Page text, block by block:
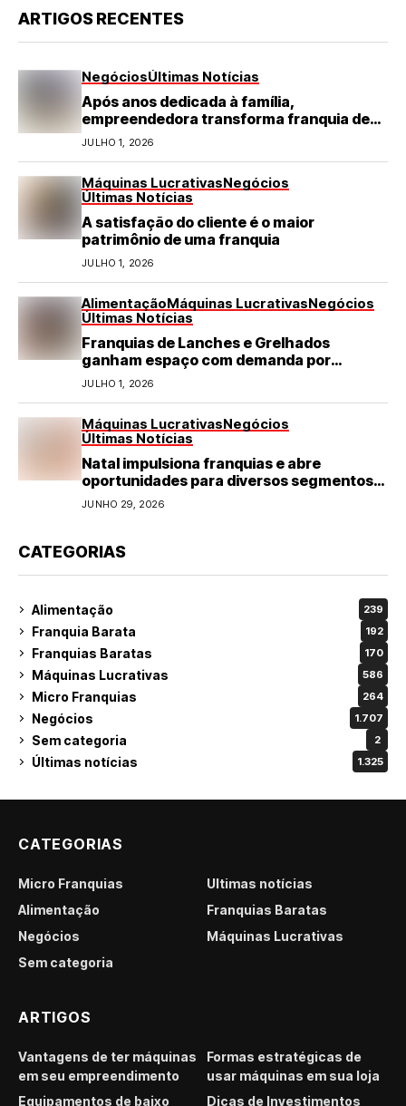
ARTIGOS RECENTES
NegóciosÚltimas Notícias
Após anos dedicada à família,
empreendedora transforma franquia de
turismo em negócio de destaque no RN
JULHO 1, 2026
Máquinas LucrativasNegócios
Últimas Notícias
A satisfação do cliente é o maior
patrimônio de uma franquia
JULHO 1, 2026
AlimentaçãoMáquinas LucrativasNegócios
Últimas Notícias
Franquias de Lanches e Grelhados
ganham espaço com demanda por
refeições rápidas e de qualidade
JULHO 1, 2026
Máquinas LucrativasNegócios
Últimas Notícias
Natal impulsiona franquias e abre
oportunidades para diversos segmentos
do varejo
JUNHO 29, 2026
CATEGORIAS
Alimentação 239
Franquia Barata 192
Franquias Baratas 170
Máquinas Lucrativas 586
Micro Franquias 264
Negócios 1.707
Sem categoria 2
Últimas notícias 1.325
CATEGORIAS
Micro Franquias
Últimas notícias
Alimentação
Franquias Baratas
Negócios
Máquinas Lucrativas
Sem categoria
ARTIGOS
Vantagens de ter máquinas
em seu empreendimento
Formas estratégicas de
usar máquinas em sua loja
Equipamentos de baixo
Dicas de Investimentos